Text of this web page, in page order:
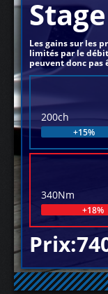
Les gains sur les
limités par le
peuvent donc pas
200ch
+15%
340Nm
+18%